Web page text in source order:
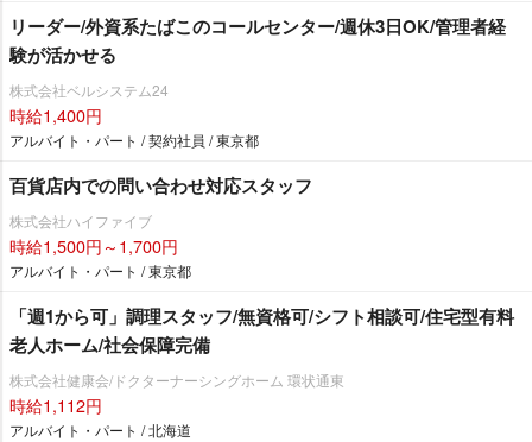
リーダー/外資系たばこのコールセンター/週休3日OK/管理者経
験が活かせる
株式会社ベルシステム24
時給1,400円
アルバイト・パート / 契約社員 / 東京都
百貨店内での問い合わせ対応スタッフ
株式会社ハイファイブ
時給1,500円～1,700円
アルバイト・パート / 東京都
「週1から可」調理スタッフ/無資格可/シフト相談可/住宅型有料
老人ホーム/社会保障完備
株式会社健康会/ドクターナーシングホーム 環状通東
時給1,112円
アルバイト・パート / 北海道